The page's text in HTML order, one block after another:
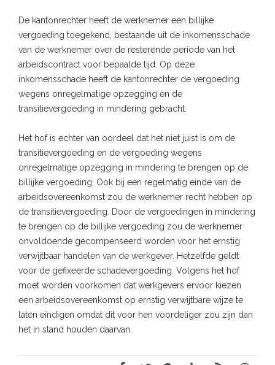
De kantonrechter heeft de werknemer een billijke
vergoeding toegekend, bestaande uit de inkomensschade
van de werknemer over de resterende periode van het
arbeidscontract voor bepaalde tijd. Op deze
inkomensschade heeft de kantonrechter de vergoeding
wegens onregelmatige opzegging en de
transitievergoeding in mindering gebracht.
Het hof is echter van oordeel dat het niet juist is om de
transitievergoeding en de vergoeding wegens
onregelmatige opzegging in mindering te brengen op de
billijke vergoeding. Ook bij een regelmatig einde van de
arbeidsovereenkomst zou de werknemer recht hebben op
de transitievergoeding. Door de vergoedingen in mindering
te brengen op de billijke vergoeding zou de werknemer
onvoldoende gecompenseerd worden voor het ernstig
verwijtbaar handelen van de werkgever. Hetzelfde geldt
voor de gefixeerde schadevergoeding. Volgens het hof
moet worden voorkomen dat werkgevers ervoor kiezen
een arbeidsovereenkomst op ernstig verwijtbare wijze te
laten eindigen omdat dit voor hen voordeliger zou zijn dan
het in stand houden daarvan.